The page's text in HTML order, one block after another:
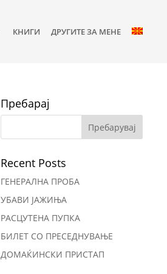
КНИГИ ДРУГИТЕ ЗА МЕНЕ
Пребарај
Recent Posts
ГЕНЕРАЛНА ПРОБА
УБАВИ ЈАЖИЊА
РАСЦУТЕНА ПУПКА
БИЛЕТ СО ПРЕСЕДНУВАЊЕ
ДОМАЌИНСКИ ПРИСТАП